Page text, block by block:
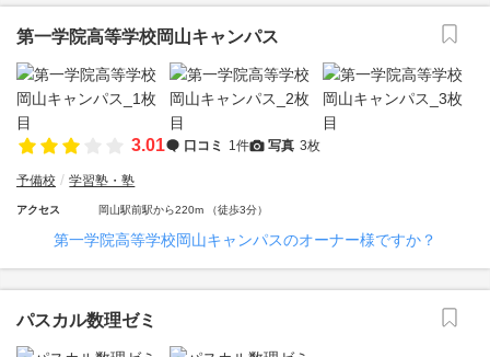
第一学院高等学校岡山キャンパス
3.01 口コミ 1件 写真 3枚
予備校 学習塾・塾
アクセス 岡山駅前駅から220m （徒歩3分）
第一学院高等学校岡山キャンパスのオーナー様ですか？
パスカル数理ゼミ